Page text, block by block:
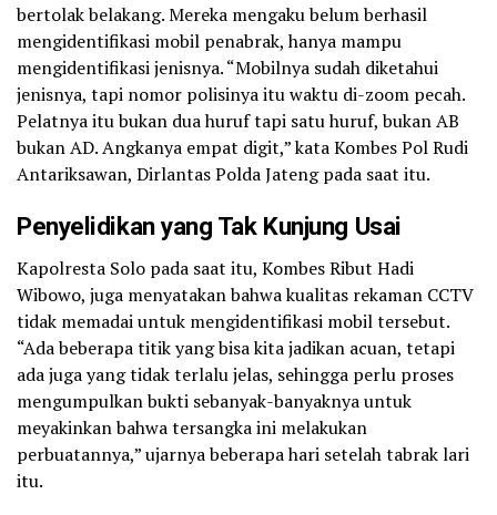
bertolak belakang. Mereka mengaku belum berhasil
mengidentifikasi mobil penabrak, hanya mampu
mengidentifikasi jenisnya. “Mobilnya sudah diketahui
jenisnya, tapi nomor polisinya itu waktu di-zoom pecah.
Pelatnya itu bukan dua huruf tapi satu huruf, bukan AB
bukan AD. Angkanya empat digit,” kata Kombes Pol Rudi
Antariksawan, Dirlantas Polda Jateng pada saat itu.
Penyelidikan yang Tak Kunjung Usai
Kapolresta Solo pada saat itu, Kombes Ribut Hadi
Wibowo, juga menyatakan bahwa kualitas rekaman CCTV
tidak memadai untuk mengidentifikasi mobil tersebut.
“Ada beberapa titik yang bisa kita jadikan acuan, tetapi
ada juga yang tidak terlalu jelas, sehingga perlu proses
mengumpulkan bukti sebanyak-banyaknya untuk
meyakinkan bahwa tersangka ini melakukan
perbuatannya,” ujarnya beberapa hari setelah tabrak lari
itu.